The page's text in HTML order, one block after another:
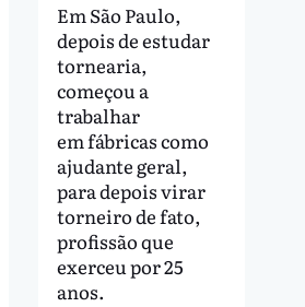
Em São Paulo,
depois de estudar
tornearia,
começou a
trabalhar
em fábricas como
ajudante geral,
para depois virar
torneiro de fato,
profissão que
exerceu por 25
anos.